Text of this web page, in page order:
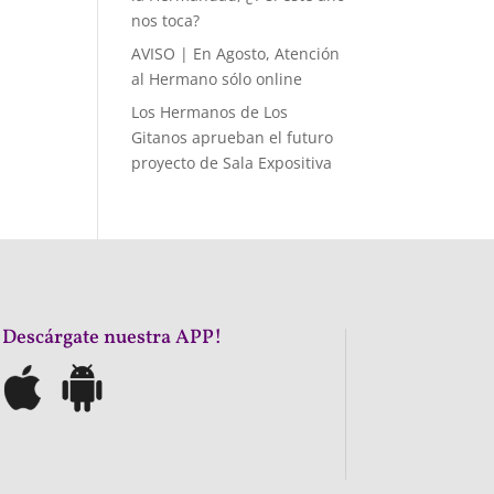
nos toca?
AVISO | En Agosto, Atención
al Hermano sólo online
Los Hermanos de Los
Gitanos aprueban el futuro
proyecto de Sala Expositiva
nuestra APP!